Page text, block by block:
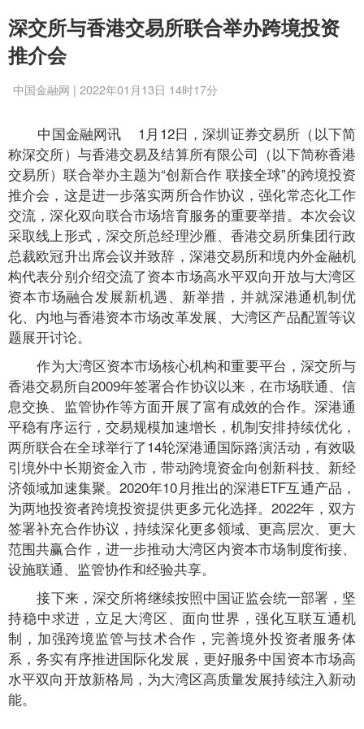
深交所与香港交易所联合举办跨境投资
推介会
中国金融网 | 2022年01月13日 14时17分
中国金融网讯 1月12日，深圳证券交易所（以下简
称深交所）与香港交易及结算所有限公司（以下简称香港
交易所）联合举办主题为“创新合作 联接全球”的跨境投资
推介会，这是进一步落实两所合作协议，强化常态化工作
交流，深化双向联合市场培育服务的重要举措。本次会议
采取线上形式，深交所总经理沙雁、香港交易所集团行政
总裁欧冠升出席会议并致辞，深港交易所和境内外金融机
构代表分别介绍交流了资本市场高水平双向开放与大湾区
资本市场融合发展新机遇、新举措，并就深港通机制优
化、内地与香港资本市场改革发展、大湾区产品配置等议
题展开讨论。
作为大湾区资本市场核心机构和重要平台，深交所与
香港交易所自2009年签署合作协议以来，在市场联通、信
息交换、监管协作等方面开展了富有成效的合作。深港通
平稳有序运行，交易规模加速增长，机制安排持续优化，
两所联合在全球举行了14轮深港通国际路演活动，有效吸
引境外中长期资金入市，带动跨境资金向创新科技、新经
济领域加速集聚。2020年10月推出的深港ETF互通产品，
为两地投资者跨境投资提供更多元化选择。2022年，双方
签署补充合作协议，持续深化更多领域、更高层次、更大
范围共赢合作，进一步推动大湾区内资本市场制度衔接、
设施联通、监管协作和经验共享。
接下来，深交所将继续按照中国证监会统一部署，坚
持稳中求进，立足大湾区、面向世界，强化互联互通机
制，加强跨境监管与技术合作，完善境外投资者服务体
系，务实有序推进国际化发展，更好服务中国资本市场高
水平双向开放新格局，为大湾区高质量发展持续注入新动
能。